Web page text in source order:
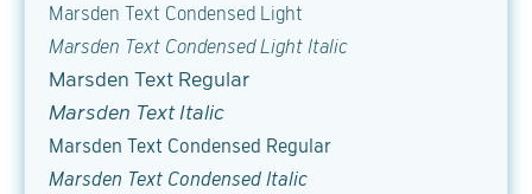
Marsden Text Condensed Light
Marsden Text Condensed Light Italic
Marsden Text Regular
Marsden Text Italic
Marsden Text Condensed Regular
Marsden Text Condensed Italic